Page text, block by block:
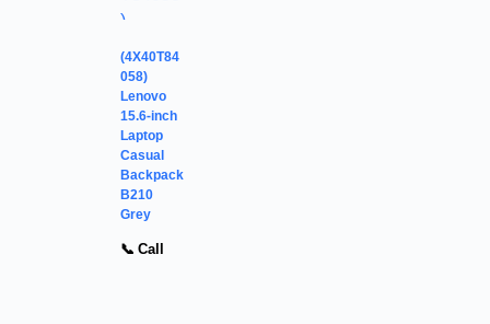
(4X40T84
058)
Lenovo
15.6-inch
Laptop
Casual
Backpack
B210
Grey
📞 Call